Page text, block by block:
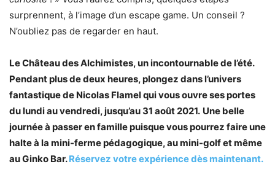
surprennent, à l’image d’un escape game. Un conseil ?
N’oubliez pas de regarder en haut.
Le Château des Alchimistes, un incontournable de l’été.
Pendant plus de deux heures, plongez dans l’univers
fantastique de Nicolas Flamel qui vous ouvre ses portes
du lundi au vendredi, jusqu’au 31 août 2021. Une belle
journée à passer en famille puisque vous pourrez faire une
halte à la mini-ferme pédagogique, au mini-golf et même
au Ginko Bar.Réservez votre expérience dès maintenant.